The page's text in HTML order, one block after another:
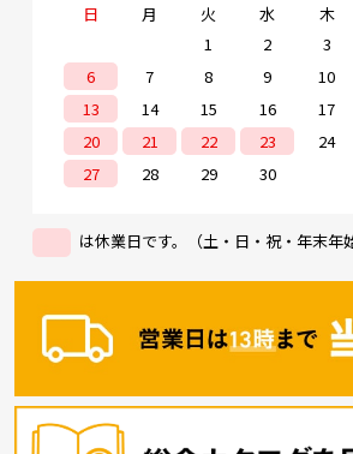
日 月 火 水 木
1
2 3
6
7 8 9 10
13
14 15 16 17
20
21 22 23 24
27
28 29 30
は休業日です。（土・日・祝・年末年